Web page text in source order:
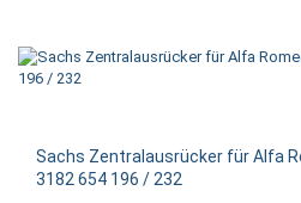
Sachs Zentralausrücker für Alfa
3182 654 196 / 232